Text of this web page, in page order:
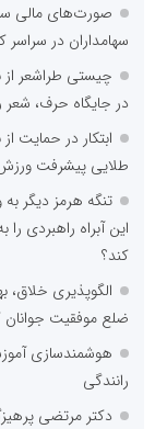
سهامداران در سراسر
چیستی طراشعر از
در جایگاه حرف،
ابتکار در حمایت
طلایی پیشرفت
تنگه هرمز دیگر
این آبراه راهبردی
کند؟
الگوپذیری
ضلع موفقیت جوانان
هوشمندسازی
رانندگی
دکتر مرتضی